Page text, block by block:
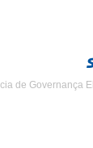
de Governança